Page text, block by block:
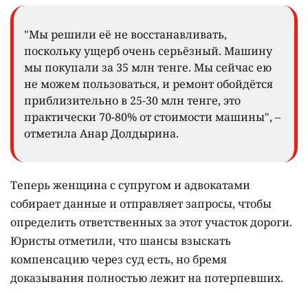
"Мы решили её не восстанавливать,
поскольку ущерб очень серьёзный. Машину
мы покупали за 35 млн тенге. Мы сейчас ею
не можем пользоваться, и ремонт обойдётся
приблизительно в 25-30 млн тенге, это
практически 70-80% от стоимости машины", –
отметила Анар Долдырина.
Теперь женщина с супругом и адвокатами
собирает данные и отправляет запросы, чтобы
определить ответственных за этот участок дороги.
Юристы отметили, что шансы взыскать
компенсацию через суд есть, но бремя
доказывания полностью лежит на потерпевших.